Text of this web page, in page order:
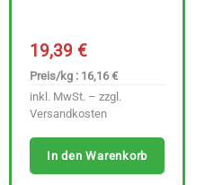
19,39€
Preis/kg : 16,16 €
inkl. MwSt. – zzgl.
Versandkosten
In den Warenkorb